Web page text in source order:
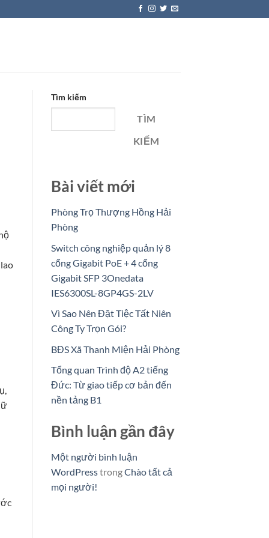
Tìm kiếm
TÌM
KIẾM
Bài viết mới
Phòng Trọ Thượng Hồng Hải
Phòng
Switch công nghiệp quản lý 8
cổng Gigabit PoE + 4 cổng
Gigabit SFP 3Onedata
IES6300SL-8GP4GS-2LV
Vì Sao Nên Đặt Tiệc Tất Niên
Công Ty Trọn Gói?
BĐS Xã Thanh Miện Hải Phòng
Tổng quan Trình độ A2 tiếng
Đức: Từ giao tiếp cơ bản đến
nền tảng B1
Bình luận gần đây
Một người bình luận
WordPresstrongChào tất cả
mọi người!